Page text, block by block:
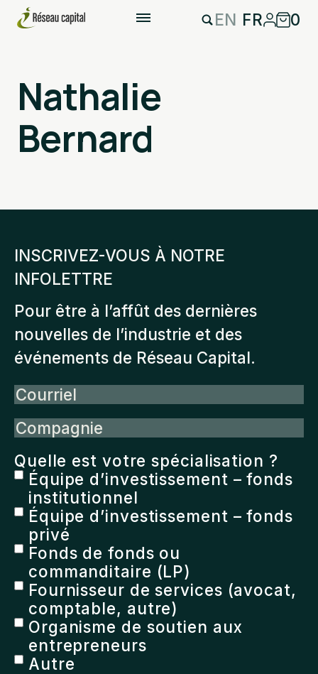
EN FR 0
Nathalie
Bernard
INSCRIVEZ-VOUS À NOTRE
INFOLETTRE
Pour être à l’affût des dernières
nouvelles de l’industrie et des
événements de Réseau Capital.
Courriel
Compagnie
Quelle est votre spécialisation ?
Équipe d’investissement – fonds
institutionnel
Équipe d’investissement – fonds
privé
Fonds de fonds ou
commanditaire (LP)
Fournisseur de services (avocat,
comptable, autre)
Organisme de soutien aux
entrepreneurs
Autre